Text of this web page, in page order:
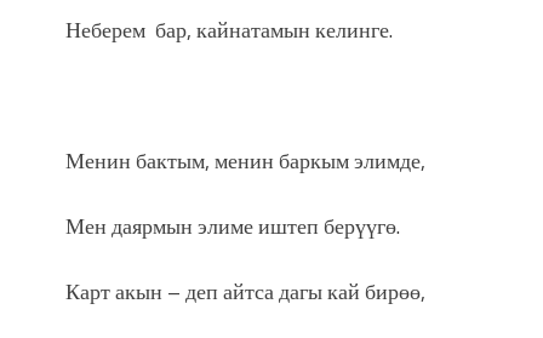
Неберем бар, кайнатамын келинге.
Менин бактым, менин баркым элимде,
Мен даярмын элиме иштеп берүүгө.
Карт акын – деп айтса дагы кай бирөө,